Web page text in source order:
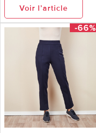
Voir l’article
-66%